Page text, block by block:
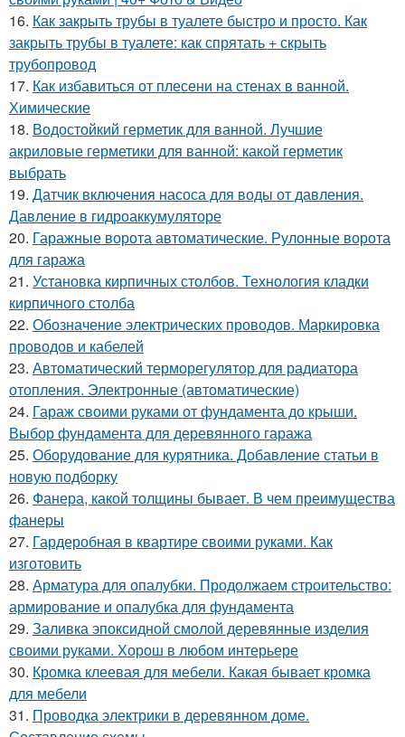
16. Как закрыть трубы в туалете быстро и просто. Как
закрыть трубы в туалете: как спрятать + скрыть
трубопровод
17. Как избавиться от плесени на стенах в ванной.
Химические
18. Водостойкий герметик для ванной. Лучшие
акриловые герметики для ванной: какой герметик
выбрать
19. Датчик включения насоса для воды от давления.
Давление в гидроаккумуляторе
20. Гаражные ворота автоматические. Рулонные ворота
для гаража
21. Установка кирпичных столбов. Технология кладки
кирпичного столба
22. Обозначение электрических проводов. Маркировка
проводов и кабелей
23. Автоматический терморегулятор для радиатора
отопления. Электронные (автоматические)
24. Гараж своими руками от фундамента до крыши.
Выбор фундамента для деревянного гаража
25. Оборудование для курятника. Добавление статьи в
новую подборку
26. Фанера, какой толщины бывает. В чем преимущества
фанеры
27. Гардеробная в квартире своими руками. Как
изготовить
28. Арматура для опалубки. Продолжаем строительство:
армирование и опалубка для фундамента
29. Заливка эпоксидной смолой деревянные изделия
своими руками. Хорош в любом интерьере
30. Кромка клеевая для мебели. Какая бывает кромка
для мебели
31. Проводка электрики в деревянном доме.